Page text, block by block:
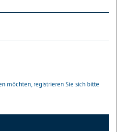
möchten, registrieren Sie sich bitte